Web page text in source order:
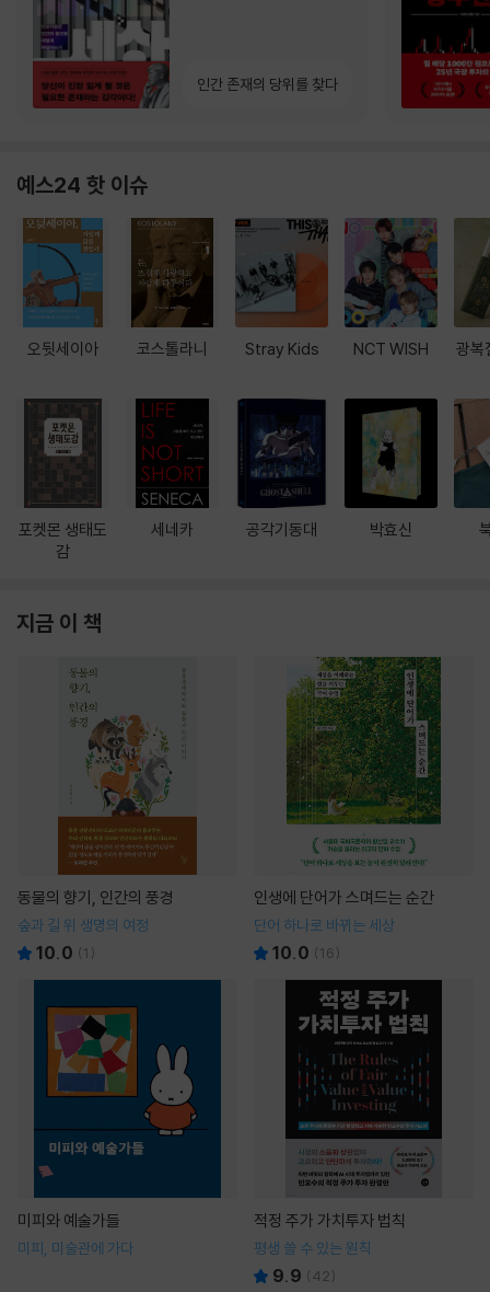
인간 존재의 당위를 찾다
예스24 핫 이슈
오뒷세이아
포켓몬 생태도
감
코스톨라니
세네카
Stray Kids
공각기동대
NCT WISH
박효신
광복
지금 이 책
동물의 향기, 인간의 풍경
숲과 길 위 생명의 여정
10.0 (1 )
인생에 단어가 스며드는 순간
단어 하나로 바뀌는 세상
10.0 (16)
미피와 예술가들
미피, 미술관에 가다
적정 주가 가치투자 법칙
평생 쓸 수 있는 원칙
9.9 (42)